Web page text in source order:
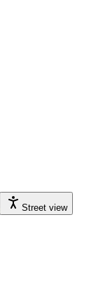
Street view